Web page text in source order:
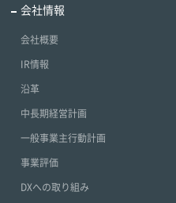
会社情報
会社概要
IR情報
沿革
中長期経営計画
一般事業主行動計画
事業評価
DXへの取り組み